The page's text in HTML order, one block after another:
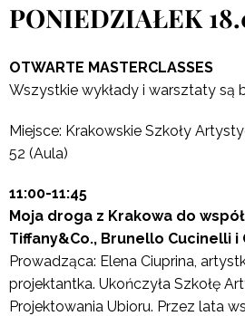
PONIEDZIAŁEK
OTWARTE MASTERCLASSES
Wszystkie wykłady i warsztaty są
Miejsce: Krakowskie Szkoły
52 (Aula)
11:00-11:45
Moja droga z Krakowa do
Tiffany&Co., Brunello Cucinelli i
Prowadząca: Elena Ciuprina,
projektantka. Ukończyła Szkołę
Projektowania Ubioru. Przez lata